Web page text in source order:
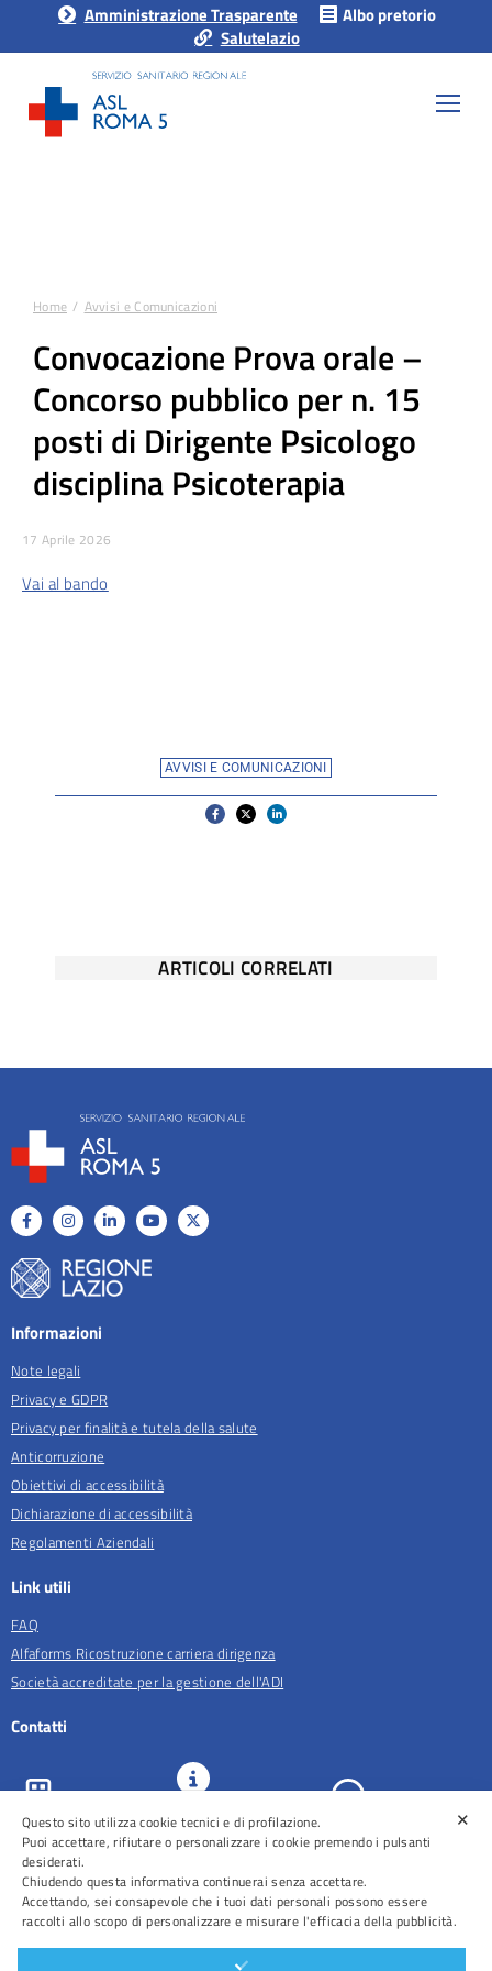
Amministrazione Trasparente
Albo pretorio
Salutelazio
Tu sei qui:
Home Avvisi e Comunicazioni
Convocazione Prova orale –
Concorso pubblico per n. 15
posti di Dirigente Psicologo
disciplina Psicoterapia
17 Aprile 2026
Vai al bando
AVVISI E COMUNICAZIONI
ARTICOLI CORRELATI
Informazioni
Note legali
Privacy e GDPR
Privacy per finalità e tutela della salute
Anticorruzione
Obiettivi di accessibilità
Dichiarazione di accessibilità
Regolamenti Aziendali
Link utili
FAQ
Alfaforms Ricostruzione carriera dirigenza
Società accreditate per la gestione dell'ADI
Contatti
ASL Roma 5
URP e
Comunicazione
Prenotazioni
✕
Questo sito utilizza cookie tecnici e di profilazione.
Puoi accettare, rifiutare o personalizzare i cookie premendo i pulsanti
desiderati.
Chiudendo questa informativa continuerai senza accettare.
Accettando, sei consapevole che i tuoi dati personali possono essere
raccolti allo scopo di personalizzare e misurare l'efficacia della pubblicità.